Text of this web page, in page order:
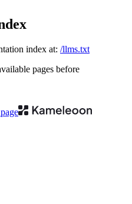
index at: /llms.txt
pages before